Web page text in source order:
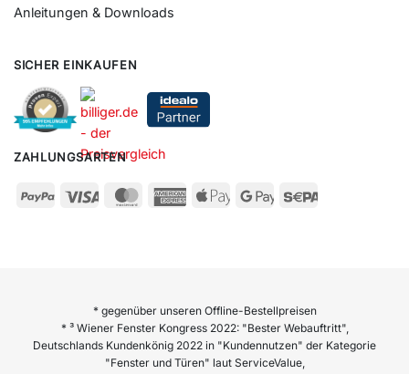
Detailzeichnungen
SICHER EINKAUFEN
ZAHLUNGSARTEN
* gegenüber unseren Offline-Bestellpreisen
* ³ Wiener Fenster Kongress 2022: "Bester Webauftritt",